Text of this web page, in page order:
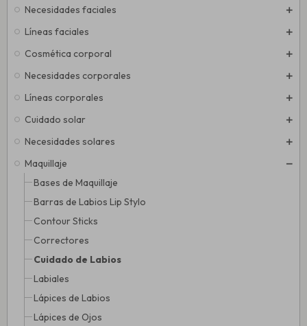
Necesidades faciales
Líneas faciales
Cosmética corporal
Necesidades corporales
Líneas corporales
Cuidado solar
Necesidades solares
Maquillaje
Bases de Maquillaje
Barras de Labios Lip Stylo
Contour Sticks
Correctores
Cuidado de Labios
Labiales
Lápices de Labios
Lápices de Ojos